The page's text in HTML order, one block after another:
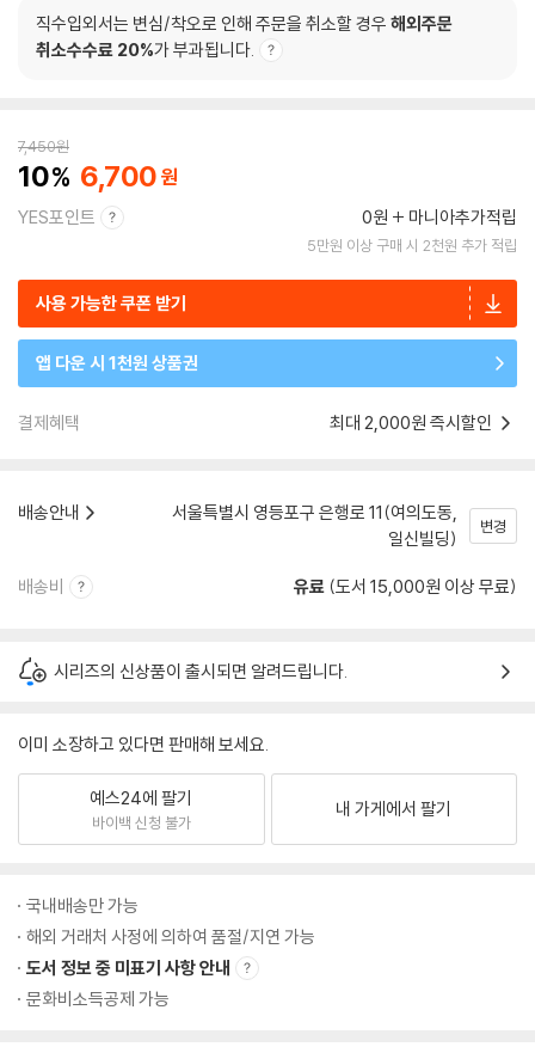
직수입외서는 변심/착오로 인해 주문을 취소할 경우 해외주문
취소수수료 20%가 부과됩니다.
7,450원
10 6,700
YES포인트 0원 마니아추가적립
5만원 이상 구매 시 2천원 추가 적립
사용 가능한 쿠폰 받기
앱 다운 시 1천원 상품권
결제혜택 최대 2,000원 즉시할인
배송안내
서울특별시 영등포구 은행로 11(여의도동,
일신빌딩)
변경
배송비 유료 (도서 15,000원 이상 무료)
시리즈의 신상품이 출시되면 알려드립니다.
이미 소장하고 있다면 판매해 보세요.
예스24에 팔기
바이백 신청 불가
내 가게에서 팔기
국내배송만 가능
해외 거래처 사정에 의하여 품절/지연 가능
도서 정보 중 미표기 사항 안내
문화비소득공제 가능